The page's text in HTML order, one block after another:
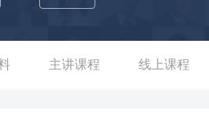
容创作需求，促使内容创作效率提升
40%，销售额同比增长20%，大幅
主讲课程 线上课程